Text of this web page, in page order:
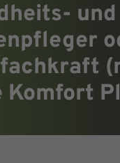
und
Komfort